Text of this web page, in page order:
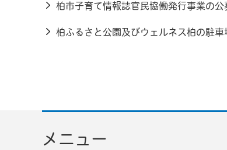
柏市子育て情報誌官民協働発行事業の
柏ふるさと公園及びウェルネス柏の駐
メニュー